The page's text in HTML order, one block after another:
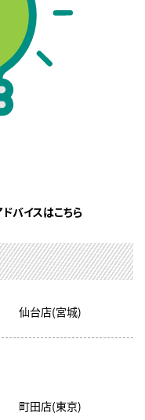
バイスはこちら
仙台店(宮城)
町田店(東京)